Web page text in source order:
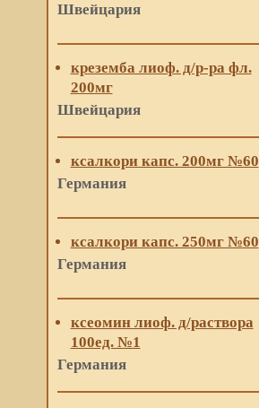
Швейцария
креземба лиоф. д/р-ра фл.
200мг
Швейцария
ксалкори капс. 200мг №60
Германия
ксалкори капс. 250мг №60
Германия
ксеомин лиоф. д/раствора
100ед. №1
Германия